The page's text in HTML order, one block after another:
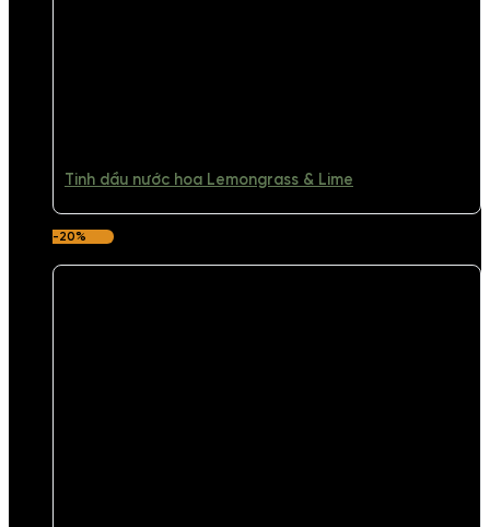
Tinh dầu nước hoa Lemongrass & Lime
-20%